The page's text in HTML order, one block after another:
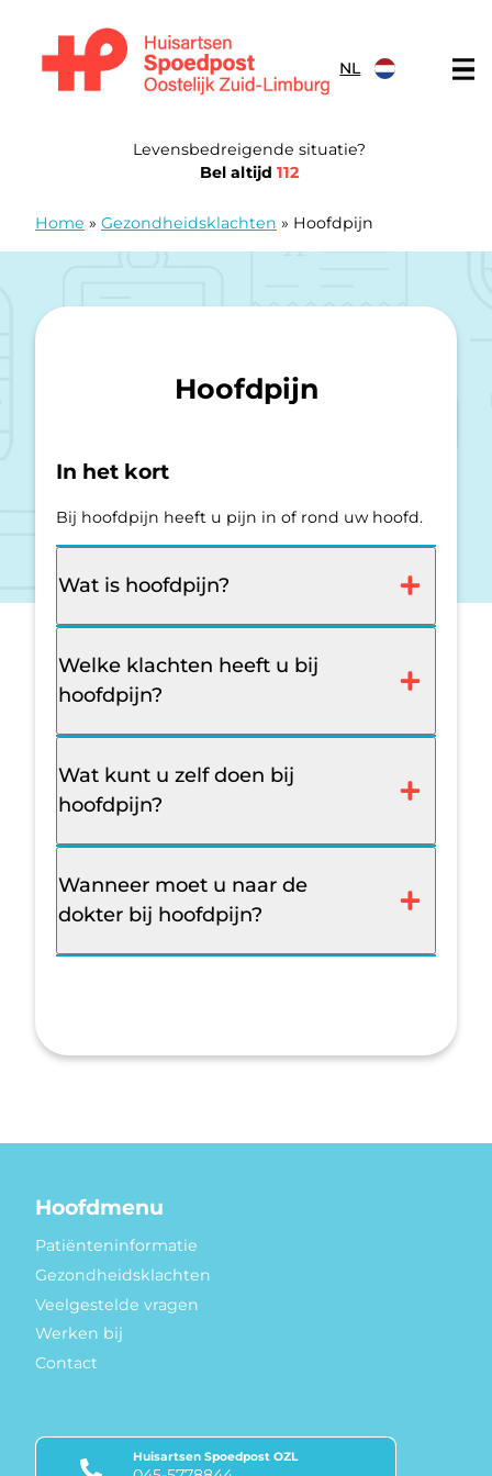
NL
Levensbedreigende situatie?
Bel altijd 112
Home » Gezondheidsklachten » Hoofdpijn
Hoofdpijn
In het kort
Bij hoofdpijn heeft u pijn in of rond uw hoofd.
Wat is hoofdpijn?
Welke klachten heeft u bij
hoofdpijn?
Wat kunt u zelf doen bij
hoofdpijn?
Wanneer moet u naar de
dokter bij hoofdpijn?
Hoofdmenu
Patiënteninformatie
Gezondheidsklachten
Veelgestelde vragen
Werken bij
Contact
Huisartsen Spoedpost OZL